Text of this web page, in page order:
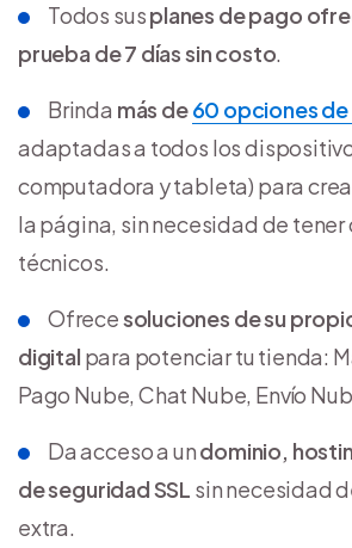
Todos susplanes de pago
prueba de 7 días sin costo.
Brinda más de60 opciones
adaptadas a todos los
computadora y tableta) para
la página, sin necesidad de
técnicos.
Ofrecesoluciones de su
digital para potenciar tu tienda:
Pago Nube, Chat Nube, Envío
Da acceso a undominio,
de seguridad SSL sin necesidad
extra.